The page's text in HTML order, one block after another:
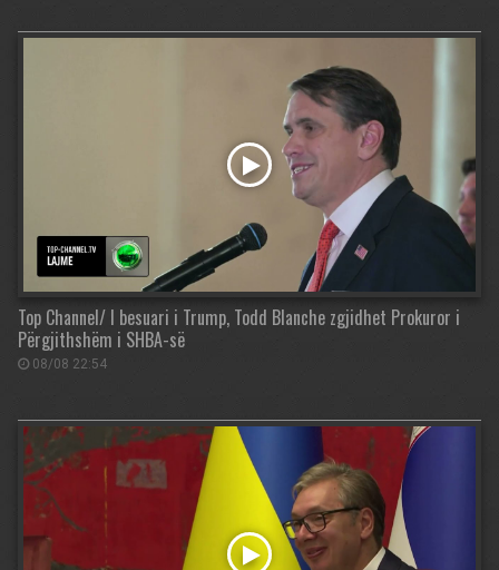
Top Channel/ I besuari i Trump, Todd Blanche zgjidhet Prokuror i
Përgjithshëm i SHBA-së
08/08 22:54